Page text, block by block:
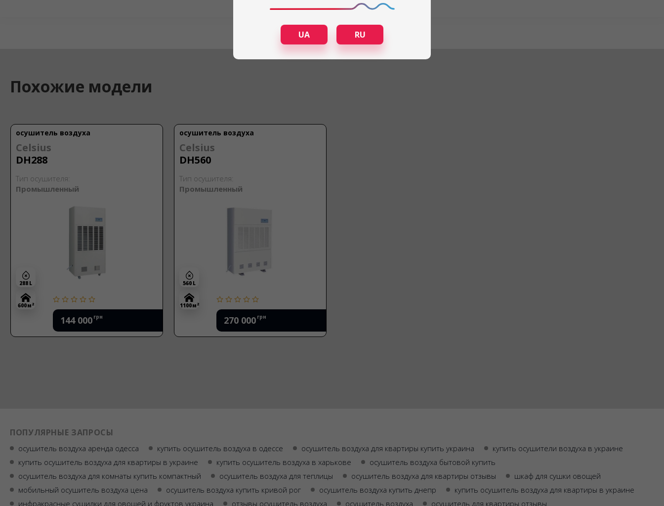
Похожие модели
осушитель воздуха
Celsius
DH288
Тип осушителя:
Промышленный
144 000 грн
288 L
600 м 2
осушитель воздуха
Celsius
DH560
Тип осушителя:
Промышленный
270 000 грн
560 L
1100 м 2
ПОПУЛЯРНЫЕ ЗАПРОСЫ
осушитель воздуха аренда одесса купить осушитель воздуха в одессе осушитель воздуха для квартиры купить украина
купить осушители воздуха в украине
купить осушитель воздуха для квартиры в украине
купить осушитель воздуха в харькове
осушитель воздуха бытовой купить
осушитель воздуха для комнаты купить компактный
осушитель воздуха для теплицы осушитель воздуха для квартиры отзывы
шкаф для сушки овощей
мобильный осушитель воздуха цена
осушитель воздуха купить кривой рог осушитель воздуха купить днепр
купить осушитель воздуха для квартиры в украине
инфракрасные сушилки для овощей и фруктов украина
отзывы осушитель воздуха осушитель воздуха
осушитель для квартиры отзывы
UA RU